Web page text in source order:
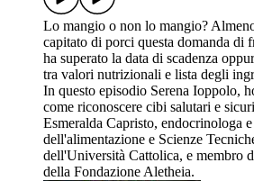
Lo mangio o non lo mangio?
capitato di porci questa domanda di
ha superato la data di scadenza
tra valori nutrizionali e lista degli
In questo episodio Serena Ioppolo,
come riconoscere cibi salutari e
Esmeralda Capristo, endocrinologa
dell'alimentazione e Scienze
dell'Università Cattolica, e membro
della Fondazione Aletheia.